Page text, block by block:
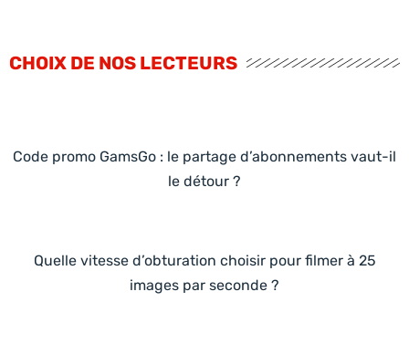
CHOIX DE NOS LECTEURS
Code promo GamsGo : le partage d’abonnements vaut-il
le détour ?
Quelle vitesse d’obturation choisir pour filmer à 25
images par seconde ?